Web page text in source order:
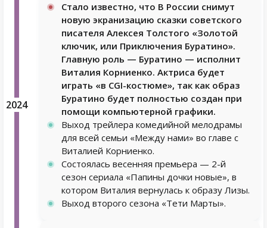
2024
Стало известно, что В России снимут
новую экранизацию сказки советского
писателя Алексея Толстого «Золотой
ключик, или Приключения Буратино».
Главную роль — Буратино — исполнит
Виталия Корниенко. Актриса будет
играть «в CGI-костюме», так как образ
Буратино будет полностью создан при
помощи компьютерной графики.
Выход трейлера комедийной мелодрамы
для всей семьи «Между нами» во главе с
Виталией Корниенко.
Состоялась весенняя премьера — 2-й
сезон сериала «Папины дочки новые», в
котором Виталия вернулась к образу Лизы.
Выход второго сезона «Тети Марты».